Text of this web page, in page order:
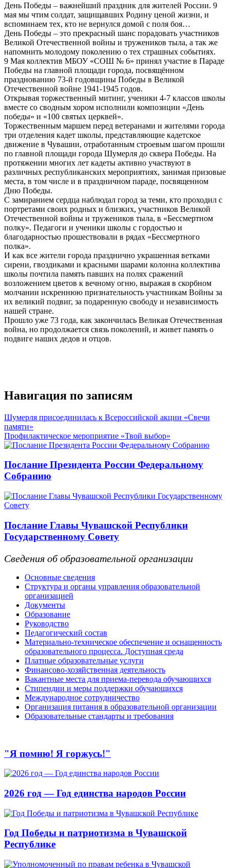
День Победы – важнейший праздник для жителей России. 9
мая мы чтим солдат, защищавших Родину ценой жизни, и
вспоминаем тех, кто не вернулся домой с поля боя…
День Победы – это прекрасный шанс порадовать участников
Великой Отечественной войны и тружеников тыла, а так же
напомнить молодому поколению о тех страшных событиях.
9 Мая коллектив МБОУ «СОШ № 6» принял участие в Параде
Победы на главной площади города, посвящённом
празднованию 73-й годовщины Победы в Великой
Отечественной войне 1941-1945 годов.
Открывая торжественный митинг, ученики 4-7 классов школы
вместе со сводным хором исполнили композиции «День
победы» и «100 святых церквей».
Торжественным маршем перед ветеранами и жителями города
три отделения кадет школы, представляющие кадетское
движение в Чувашии, отработанным строевым шагом прошли
по главной площади города Шумерля до сквера Победы. На
протяжении многих лет кадеты активно участвуют в
различных республиканских мероприятиях, занимая призовые
места, в том числе и в праздничном параде, посвященном
Дню Победы.
С замиранием сердца наблюдал город за теми, кто проходил с
портретами своих родных и близких, участников Великой
Отечественной войны и тружеников тыла, в «Бессмертном
полку». Педагоги и ученики школы с гордостью и
благодарностью прошествовали в рядах «Бессмертного
полка».
И как все жители города празднично украшенная ветками
сирени, гвоздиками и красными шарами колонна коллектива
школы почтила память павших на полях сражений
возложением цветов к вечному огню, выражая в скорбном
молчании искреннюю признательность участникам Войны за
их великий подвиг, за подаренную свободу и независимость
нашей стране.
Прошло уже 73 года, как закончилась Великая Отечественная
война, но продолжается связь поколений, и живет память о
подвиге наших дедов и отцов.
Навигация по записям
Шумерля присоединилась к Всероссийской акции «Свечи
памяти»
Профилактическое мероприятие «Твой выбор»
Послание Президента России Федеральному
Собранию
Послание Главы Чувашской Республики
Государственному Совету
Сведения об образовательной организации
Основные сведения
Структура и органы управления образовательной
организацией
Документы
Образование
Руководство
Педагогический состав
Материально-техническое обеспечение и оснащенность
образовательного процесса. Доступная среда
Платные образовательные услуги
Финансово-хозяйственная деятельность
Вакантные места для приема-перевода обучающихся
Стипендии и меры поддержки обучающихся
Международное сотрудничество
Организация питания в образовательной организации
Образовательные стандарты и требования
"Я помню! Я горжусь!"
2026 год — Год единства народов России
Год Победы и патриотизма в Чувашской
Республике